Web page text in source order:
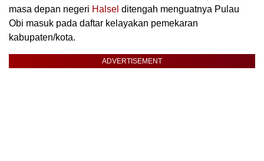
masa depan negeri Halsel ditengah menguatnya Pulau
Obi masuk pada daftar kelayakan pemekaran
kabupaten/kota.
ADVERTISEMENT